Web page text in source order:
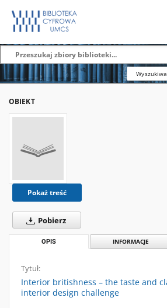
OBIEKT
Pokaż treść
Pobierz
OPIS INFORMACJE
Tytuł:
Interior britishness – the taste and
interior design challenge